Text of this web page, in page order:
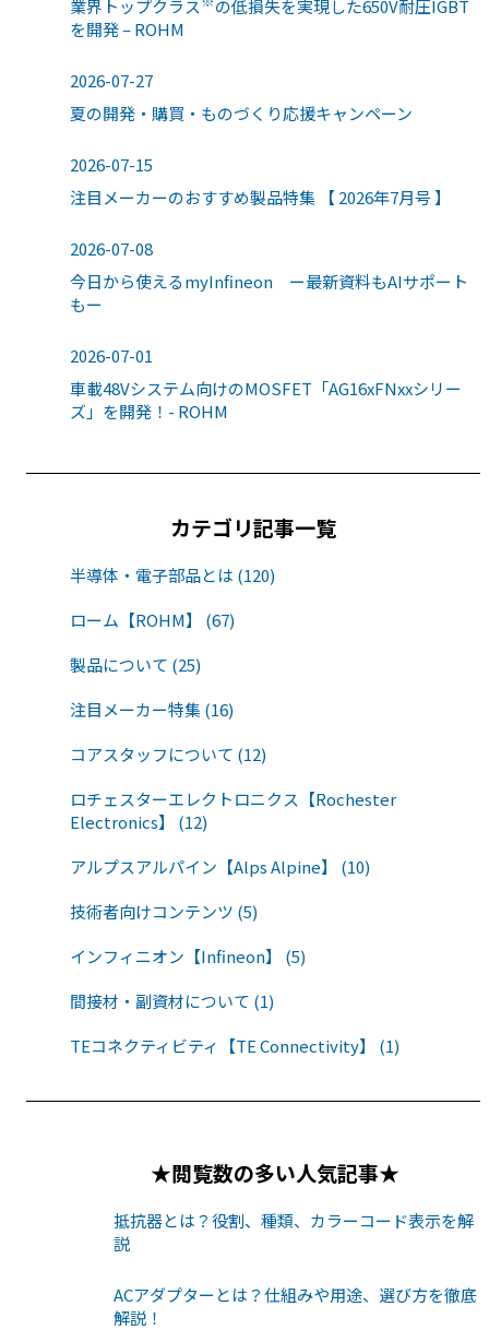
業界トップクラス
の低損失を実現した650V耐圧IGBT
を開発 – ROHM
2026-07-27
夏の開発・購買・ものづくり応援キャンペーン
2026-07-15
注目メーカーのおすすめ製品特集 【 2026年7月号 】
2026-07-08
今日から使えるmyInfineon ー最新資料もAIサポート
もー
2026-07-01
車載48Vシステム向けのMOSFET「AG16xFNxxシリー
ズ」を開発！- ROHM
カテゴリ記事一覧
半導体・電子部品とは (120)
ローム【ROHM】 (67)
製品について (25)
注目メーカー特集 (16)
コアスタッフについて (12)
ロチェスターエレクトロニクス【Rochester
Electronics】 (12)
アルプスアルパイン【Alps Alpine】 (10)
技術者向けコンテンツ (5)
インフィニオン【Infineon】 (5)
間接材・副資材について (1)
TEコネクティビティ【TE Connectivity】 (1)
★閲覧数の多い人気記事★
抵抗器とは？役割、種類、カラーコード表示を解
説
ACアダプターとは？仕組みや用途、選び方を徹底
解説！